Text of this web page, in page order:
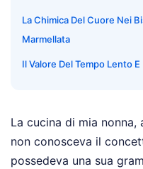
La Chimica Del Cuore Nei
Marmellata
Il Valore Del Tempo Lento E
La cucina di mia
non conosceva il
possedeva una sua